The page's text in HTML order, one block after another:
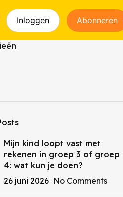
Inloggen Abonneren
Mijn kind loopt vast met
rekenen in groep 3 of groep
4: wat kun je doen?
26 juni 2026 No Comments